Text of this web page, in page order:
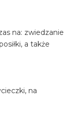
na: zwiedzanie
a także
na